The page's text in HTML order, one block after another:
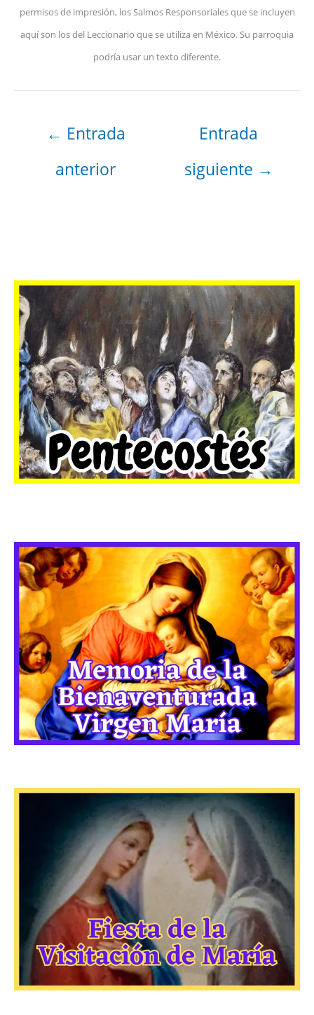
permisos de impresión, los Salmos Responsoriales que se incluyen
aquí son los del Leccionario que se utiliza en México. Su parroquia
podría usar un texto diferente.
← Entrada
anterior
Entrada
siguiente →